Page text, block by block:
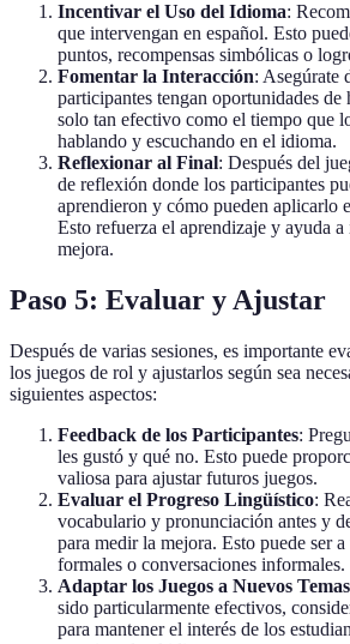
Incentivar el Uso del Idioma:
que intervengan en español. Esto
puntos, recompensas simbólicas o
Fomentar la Interacción: Asegúrate
participantes tengan oportunidades de
solo tan efectivo como el tiempo que
hablando y escuchando en el idioma.
Reflexionar al Final: Después del
de reflexión donde los participantes
aprendieron y cómo pueden aplicarlo
Esto refuerza el aprendizaje y ayuda
mejora.
Paso 5: Evaluar y Ajustar
Después de varias sesiones, es importante
los juegos de rol y ajustarlos según sea
siguientes aspectos:
Feedback de los Participantes:
les gustó y qué no. Esto puede
valiosa para ajustar futuros juegos.
Evaluar el Progreso Lingüístico:
vocabulario y pronunciación antes y
para medir la mejora. Esto puede ser a
formales o conversaciones informales.
Adaptar los Juegos a Nuevos Temas
sido particularmente efectivos,
para mantener el interés de los